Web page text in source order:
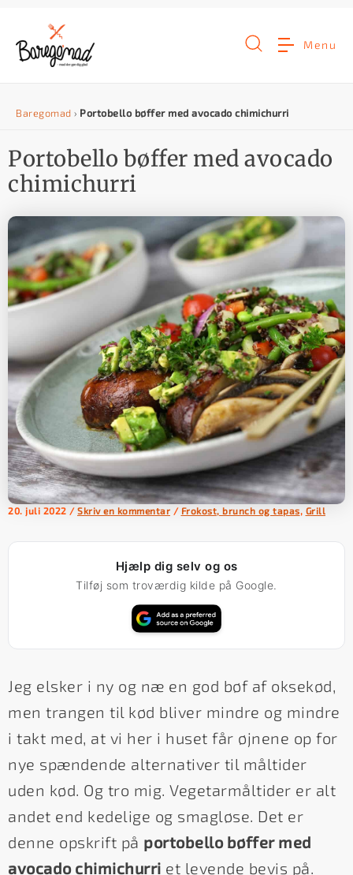
n
h
d
Menu
Baregomad › Portobello bøffer med avocado chimichurri
Portobello bøffer med avocado
chimichurri
20. juli 2022 / Skriv en kommentar / Frokost, brunch og tapas Grill
Hjælp dig selv og os
Tilføj som troværdig kilde på Google.
Jeg elsker i ny og næ en god bøf af oksekød,
men trangen til kød bliver mindre og mindre
i takt med, at vi her i huset får øjnene op for
nye spændende alternativer til måltider
uden kød. Og tro mig. Vegetarmåltider er alt
andet end kedelige og smagløse. Det er
denne opskrift på portobello bøffer med
avocado chimichurri et levende bevis på.